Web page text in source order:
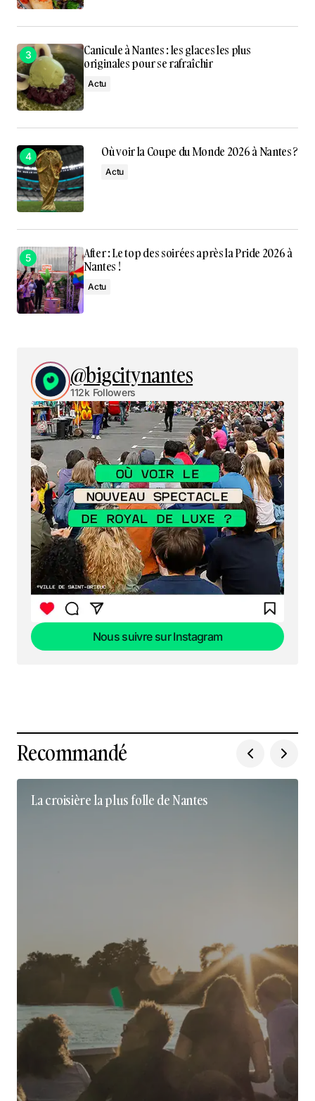
Canicule à Nantes : les glaces les plus
originales pour se rafraîchir
Actu
Où voir la Coupe du Monde 2026 à Nantes ?
Actu
After : Le top des soirées après la Pride 2026 à
Nantes !
Actu
@bigcitynantes
112k Followers
Nous suivre sur Instagram
Recommandé
La croisière la plus folle de Nantes